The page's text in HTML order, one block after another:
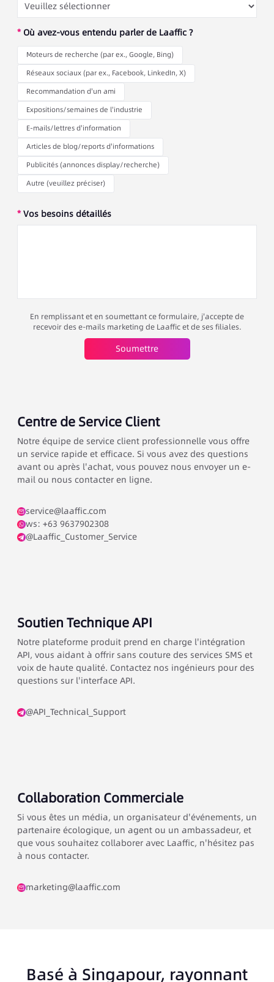
* Où avez-vous entendu parler de Laaffic ?
Moteurs de recherche (par ex., Google, Bing)
Réseaux sociaux (par ex., Facebook, LinkedIn, X)
Recommandation d'un ami
Expositions/semaines de l'industrie
E-mails/lettres d'information
Articles de blog/reports d'informations
Publicités (annonces display/recherche)
Autre (veuillez préciser)
* Vos besoins détaillés
En remplissant et en soumettant ce formulaire, j'accepte de
recevoir des e-mails marketing de Laaffic et de ses filiales.
Soumettre
Centre de Service Client
Notre équipe de service client professionnelle vous offre
un service rapide et efficace. Si vous avez des questions
avant ou après l'achat, vous pouvez nous envoyer un e-
mail ou nous contacter en ligne.
service@laaffic.com
ws: +63 9637902308
@Laaffic_Customer_Service
Soutien Technique API
Notre plateforme produit prend en charge l'intégration
API, vous aidant à offrir sans couture des services SMS et
voix de haute qualité. Contactez nos ingénieurs pour des
questions sur l'interface API.
@API_Technical_Support
Collaboration Commerciale
Si vous êtes un média, un organisateur d'événements, un
partenaire écologique, un agent ou un ambassadeur, et
que vous souhaitez collaborer avec Laaffic, n'hésitez pas
à nous contacter.
marketing@laaffic.com
Basé à Singapour, rayonnant